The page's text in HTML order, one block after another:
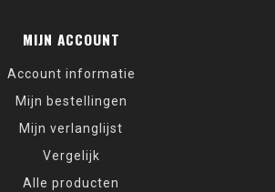
MIJN ACCOUNT
Account informatie
Mijn bestellingen
Mijn verlanglijst
Vergelijk
Alle producten